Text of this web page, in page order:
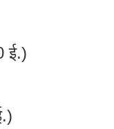
ई.)